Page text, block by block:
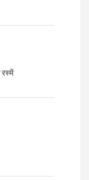
रस्में